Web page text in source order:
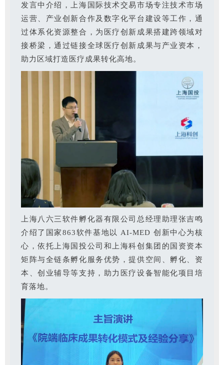
发言中介绍，上海国际技术交易市场专注技术市场
运营、产业创新合作及数字化平台建设等工作，通
过体系化资源整合，为医疗创新成果搭建跨领域对
接桥梁，通过链接全球医疗创新成果与产业资本，
助力区域打造医疗成果转化高地。
上海八六三软件孵化器有限公司总经理助理张吉鸣
介绍了国家863软件基地以 AI-MED 创新中心为核
心，依托上海国投公司和上海科创集团的国资资本
矩阵与全链条孵化服务优势，提供空间、孵化、资
本、创业辅导等支持，助力医疗设备智能化项目培
育落地。